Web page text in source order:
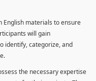
English materials to ensure
will gain
identify, categorize, and
the necessary expertise